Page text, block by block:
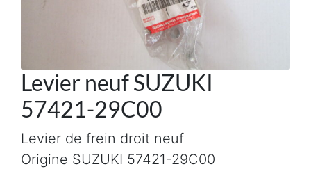
Levier neuf SUZUKI
57421-29C00
Levier de frein droit neuf
Origine SUZUKI 57421-29C00